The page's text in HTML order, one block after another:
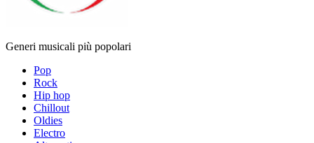
Generi musicali più popolari
Pop
Rock
Hip hop
Chillout
Oldies
Electro